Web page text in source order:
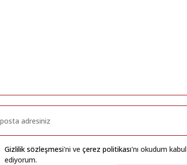
Gizlilik sözleşmesi'ni ve çerez politikası'nı okudum kabul
ediyorum.